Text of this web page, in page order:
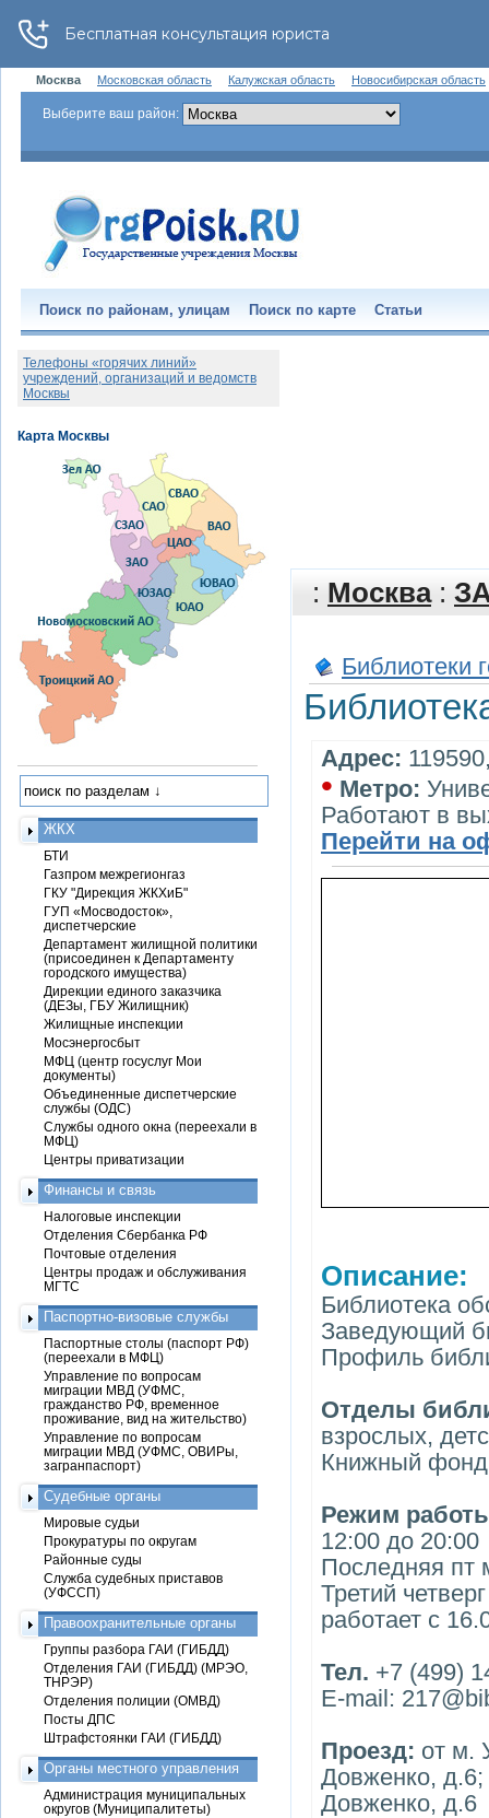
Москва Московская область Калужская область Новосибирская область
Выберите ваш район:
Поиск по районам, улицам Поиск по карте Статьи
: Москва:
Библиотеки
Адрес:
• Метро:
Работают в
Перейти на
Описание:
Библиотека
Заведующий
Профиль
Отделы
взрослых,
Книжный фонд
Режим
12:00 до 20:00
Последняя пт
Третий
работает с
Тел. +7 (499)
E-mail:
Проезд: от м.
Довженко, д.6;
Довженко, д.6
Телефоны «горячих линий»
учреждений, организаций и ведомств
Москвы
ЖКХ
БТИ
Газпром межрегионгаз
ГКУ "Дирекция ЖКХиБ"
ГУП «Мосводосток»,
диспетчерские
Департамент жилищной политики
(присоединен к Департаменту
городского имущества)
Дирекции единого заказчика
(ДЕЗы, ГБУ Жилищник)
Жилищные инспекции
Мосэнергосбыт
МФЦ (центр госуслуг Мои
документы)
Объединенные диспетчерские
службы (ОДС)
Службы одного окна (переехали в
МФЦ)
Центры приватизации
Финансы и связь
Налоговые инспекции
Отделения Сбербанка РФ
Почтовые отделения
Центры продаж и обслуживания
МГТС
Паспортно-визовые службы
Паспортные столы (паспорт РФ)
(переехали в МФЦ)
Управление по вопросам
миграции МВД (УФМС,
гражданство РФ, временное
проживание, вид на жительство)
Управление по вопросам
миграции МВД (УФМС, ОВИРы,
загранпаспорт)
Судебные органы
Мировые судьи
Прокуратуры по округам
Районные суды
Служба судебных приставов
(УФССП)
Правоохранительные органы
Группы разбора ГАИ (ГИБДД)
Отделения ГАИ (ГИБДД) (МРЭО,
ТНРЭР)
Отделения полиции (ОМВД)
Посты ДПС
Штрафстоянки ГАИ (ГИБДД)
Органы местного управления
Администрация муниципальных
округов (Муниципалитеты)